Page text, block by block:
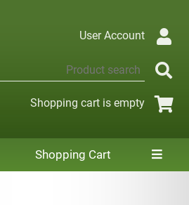
User Account
Shopping cart is empty
Shopping Cart